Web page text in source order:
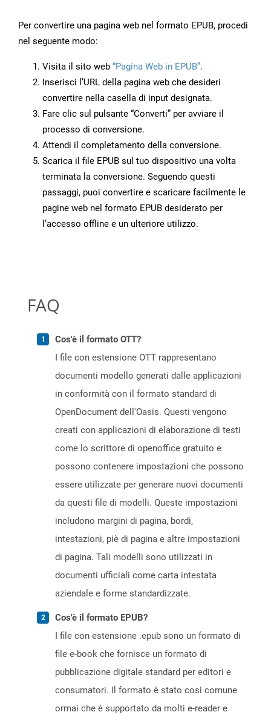
Per convertire una pagina web nel formato EPUB, procedi
nel seguente modo:
Visita il sito web “Pagina Web in EPUB”.
Inserisci l’URL della pagina web che desideri
convertire nella casella di input designata.
Fare clic sul pulsante “Converti” per avviare il
processo di conversione.
Attendi il completamento della conversione.
Scarica il file EPUB sul tuo dispositivo una volta
terminata la conversione. Seguendo questi
passaggi, puoi convertire e scaricare facilmente le
pagine web nel formato EPUB desiderato per
l’accesso offline e un ulteriore utilizzo.
FAQ
Cos'è il formato OTT?
I file con estensione OTT rappresentano
documenti modello generati dalle applicazioni
in conformità con il formato standard di
OpenDocument dell'Oasis. Questi vengono
creati con applicazioni di elaborazione di testi
come lo scrittore di openoffice gratuito e
possono contenere impostazioni che possono
essere utilizzate per generare nuovi documenti
da questi file di modelli. Queste impostazioni
includono margini di pagina, bordi,
intestazioni, piè di pagina e altre impostazioni
di pagina. Tali modelli sono utilizzati in
documenti ufficiali come carta intestata
aziendale e forme standardizzate.
Cos'è il formato EPUB?
I file con estensione .epub sono un formato di
file e-book che fornisce un formato di
pubblicazione digitale standard per editori e
consumatori. Il formato è stato così comune
ormai che è supportato da molti e-reader e